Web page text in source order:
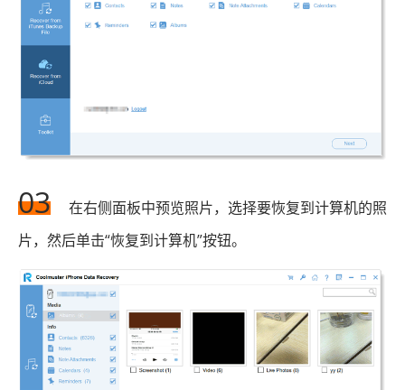
03
在右侧面板中预览照片，选择要恢复到计算机的照
片，然后单击“恢复到计算机”按钮。